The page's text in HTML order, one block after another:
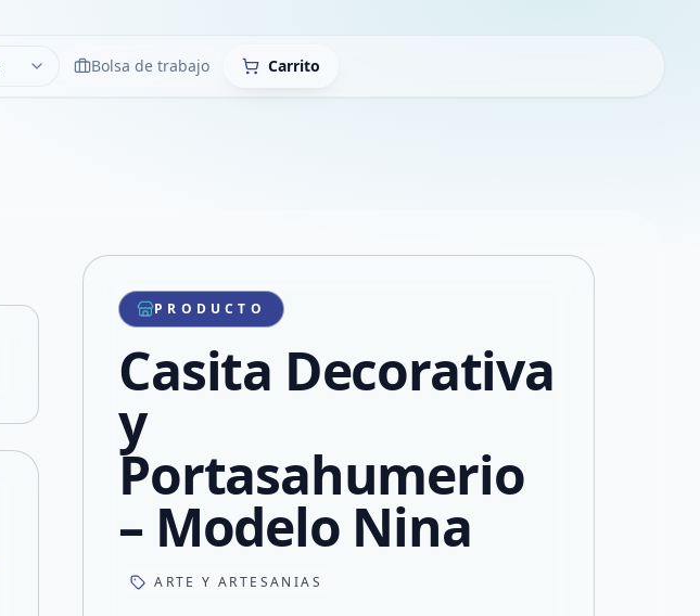
LimpiarBolsa de trabajo Carrito
Compartir producto
Compartir por WhatsApp
Compartir por mail
Compartir en Facebook
PRODUCTO
Casita Decorativa
y
Portasahumerio
– Modelo Nina
ARTE Y ARTESANIAS